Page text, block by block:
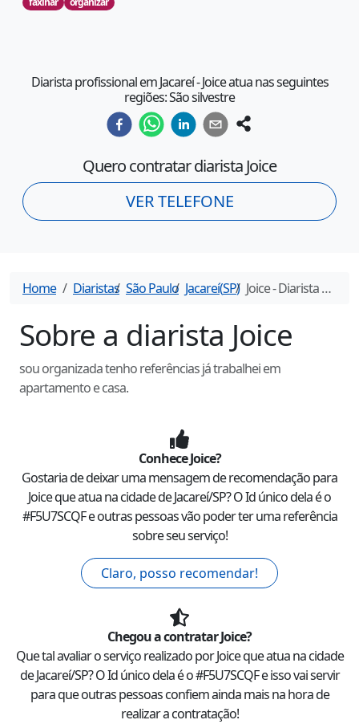
Diarista profissional em Jacareí - Joice atua nas seguintes
regiões: São silvestre
Quero contratar diaristaJoice
VER TELEFONE
Home Diaristas São Paulo Jacareí(SP) Joice- Diarista em
Sobre a diarista Joice
sou organizada tenho referências já trabalhei em
apartamento e casa.
ConheceJoice?
Gostaria de deixar uma mensagem de recomendação para
Joiceque atua na cidade deJacareí/SP? O Id único dela é o
#F5U7SCQFe outras pessoas vão poder ter uma referência
sobre seu serviço!
Claro, posso recomendar!
Chegou a contratarJoice?
Que tal avaliar o serviço realizado porJoiceque atua na cidade
deJacareí/SP? O Id único dela é o #F5U7SCQFe isso vai servir
para que outras pessoas confiem ainda mais na hora de
realizar a contratação!